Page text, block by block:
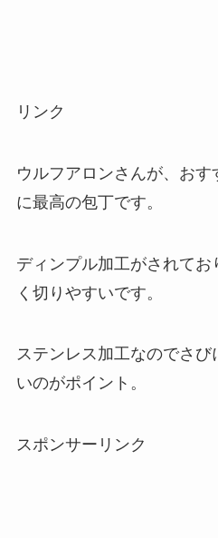
リンク
ウルフアロンさんが、お
に最高の包丁です。
ディンプル加工がされてお
く切りやすいです。
ステンレス加工なのでさび
いのがポイント。
スポンサーリンク